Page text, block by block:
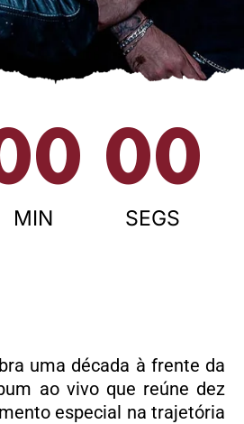
MIN
00
SEGS
uma década à frente da
ao vivo que reúne dez
especial na trajetória